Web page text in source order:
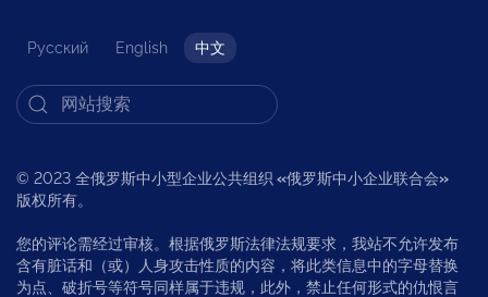
Русский English 中文
© 2023 全俄罗斯中小型企业公共组织 «俄罗斯中小企业联合会»
版权所有。
您的评论需经过审核。根据俄罗斯法律法规要求，我站不允许发布
含有脏话和（或）人身攻击性质的内容，将此类信息中的字母替换
为点、破折号等符号同样属于违规，此外，禁止任何形式的仇恨言